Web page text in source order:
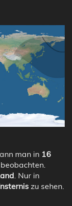
man in 16
beobachten.
. Nur in
zu sehen.